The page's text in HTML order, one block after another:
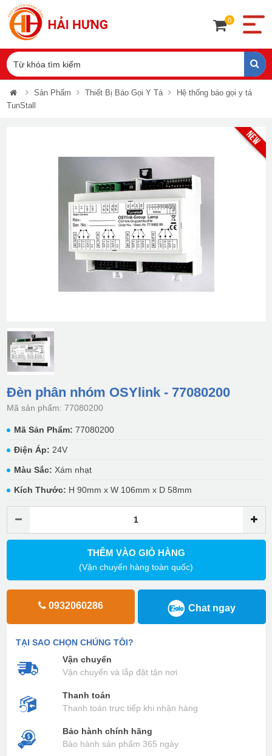
0
Sản Phẩm Thiết Bị Báo Gọi Y Tá
Hệ thống báo gọi y tá
TunStall
Đèn phân nhóm OSYlink - 77080200
Mã sản phẩm: 77080200
Mã Sản Phẩm: 77080200
Điện Áp: 24V
Màu Sắc: Xám nhạt
Kích Thước: H 90mm x W 106mm x D 58mm
THÊM VÀO GIỎ HÀNG
(Vận chuyển hàng toàn quốc)
0932060286 Chat ngay
TẠI SAO CHỌN CHÚNG TÔI?
Vận chuyển
Vận chuyển và lắp đặt tận nơi
Thanh toán
Thanh toán trực tiếp khi nhận hàng
Bảo hành chính hãng
Bảo hành sản phẩm 365 ngày